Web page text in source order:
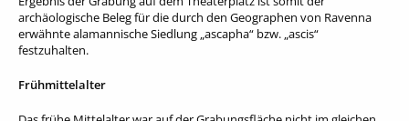
archäologische Beleg für die durch den Geographen von Ravenna
erwähnte alamannische Siedlung „ascapha“ bzw. „ascis“
festzuhalten.
Frühmittelalter